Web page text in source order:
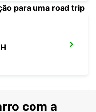
para uma road trip
com a